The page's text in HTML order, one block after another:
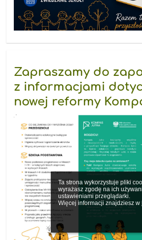
Ta strona wykorzystuje pliki
wyrażasz zgodę na ich
ustawieniami przeglądarki.
Więcej informacji znajdziesz w
Zapraszamy do
z informacjami
nowej reformy